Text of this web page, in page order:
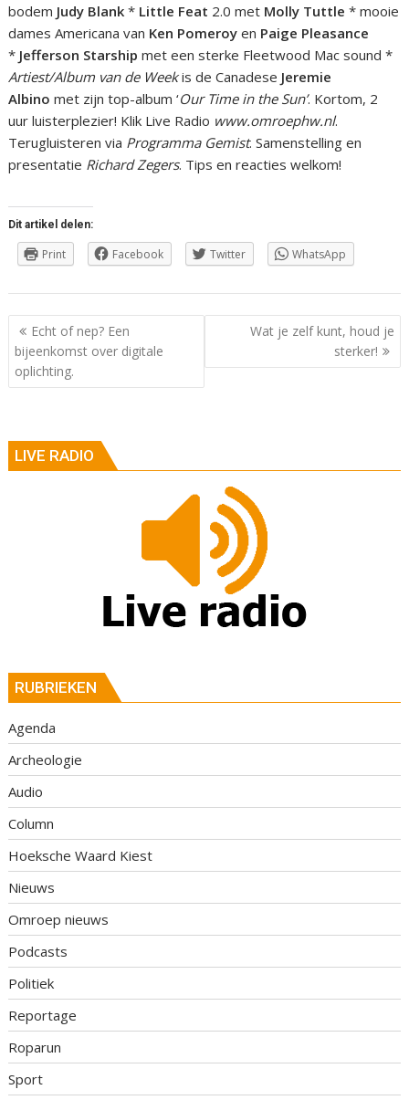
bodem Judy Blank * Little Feat 2.0 met Molly Tuttle * mooie
dames Americana van Ken Pomeroy en Paige Pleasance
* Jefferson Starshipmet een sterke Fleetwood Mac sound *
Artiest/Album van de Weekis de Canadese Jeremie
Albino met zijn top-album ‘Our Time in the Sun’. Kortom, 2
uur luisterplezier! Klik Live Radio www.omroephw.nl.
Terugluisteren via Programma Gemist. Samenstelling en
presentatie Richard Zegers. Tips en reacties welkom!
Dit artikel delen:
Print Facebook Twitter WhatsApp
Berichtnavigatie
Echt of nep? Een
bijeenkomst over digitale
oplichting.
Wat je zelf kunt, houd je
sterker!
LIVE RADIO
RUBRIEKEN
Agenda
Archeologie
Audio
Column
Hoeksche Waard Kiest
Nieuws
Omroep nieuws
Podcasts
Politiek
Reportage
Roparun
Sport